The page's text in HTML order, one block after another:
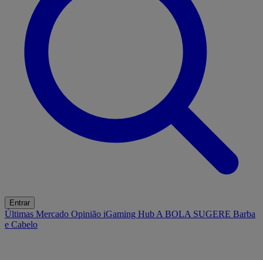
Entrar
Últimas Mercado Opinião iGaming Hub A BOLA SUGERE Barba
e Cabelo